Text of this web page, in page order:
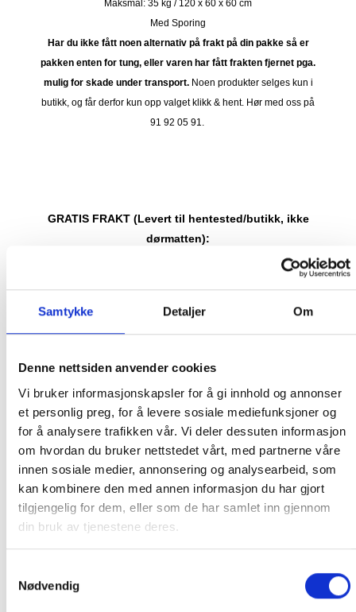
Samtykke Detaljer Om
Denne nettsiden anvender cookies
Vi bruker informasjonskapsler for å gi innhold og annonser
et personlig preg, for å levere sosiale mediefunksjoner og
for å analysere trafikken vår. Vi deler dessuten informasjon
om hvordan du bruker nettstedet vårt, med partnerne våre
innen sosiale medier, annonsering og analysearbeid, som
kan kombinere den med annen informasjon du har gjort
tilgjengelig for dem, eller som de har samlet inn gjennom
din bruk av tjenestene deres.
Nødvendig
Maksmål: 35 kg / 120 x 60 x 60 cm
Med Sporing
Har du ikke fått noen alternativ på frakt på din pakke så er
pakken enten for tung, eller varen har fått frakten fjernet pga.
mulig for skade under transport.Noen produkter selges kun i
butikk, og får derfor kun opp valget klikk & hent. Hør med oss på
91 92 05 91.
GRATIS FRAKT (Levert til hentested/butikk, ikke
dørmatten):
GRATIS FRAKT PÅ ORDRE OVER 1500 KR SOM KAN SENDES
35 kg / 105 x 40 x 40 cm
MED POSTNORD. (BOBLEBAD, LOKK , GRILL, PIZZAOVN OSV.) TA
VARENE.
PRIS AVHENGER AV STØRRELSE PÅ KOLLI OG POSTNUMMER TIL
KUNDE. CA. 1500- 4499 KR. OM DU IKKE TAR KONTAKT MED OSS
PÅ TELEFON FØR BESTILLING, BLIR DU KONTAKTET ETTER
ORDRE SOM IKKE BLIR BETALT FRAKT PÅ BLIR KANSELLERT.
Informasjon ved betaling med Vipps